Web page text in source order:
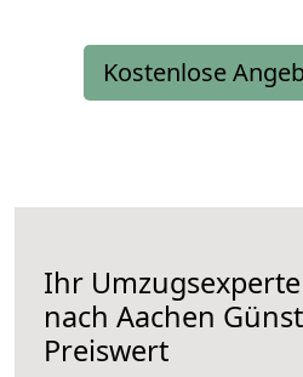
Kostenlose
Ihr
nach Aachen
Preiswert